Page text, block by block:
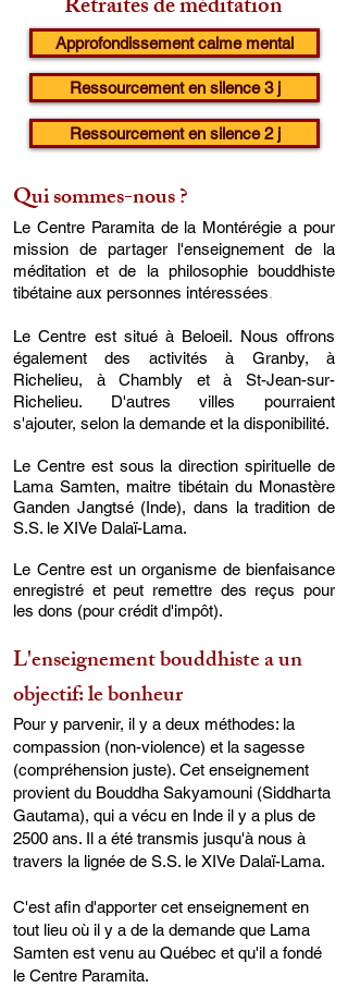
Retraites de méditation
Approfondissement calme mental
Ressourcement en silence 3 j
Ressourcement en silence 2 j
Qui sommes-nous ?
Le Centre Paramita de la Montérégie a pour
mission de partager l'enseignement de la
méditation et de la philosophie bouddhiste
tibétaine aux personnes intéressées.
Le Centre est situé à Beloeil. Nous offrons
également des activités à Granby, à
Richelieu, à Chambly et à St-Jean-sur-
Richelieu. D'autres villes pourraient
s'ajouter, selon la demande et la disponibilité.
Le Centre est sous la direction spirituelle de
Lama Samten, maitre tibétain du Monastère
Ganden Jangtsé (Inde), dans la tradition de
S.S. le XIVe Dalaï-Lama.
Le Centre est unorganisme de bienfaisance
enregistré et peut remettre des reçus pour
les dons (pour crédit d'impôt).
L'enseignement bouddhiste a un
objectif: le bonheur
Pour y parvenir, il y a deux méthodes: la
compassion (non-violence) et la sagesse
(compréhension juste). Cet enseignement
provient du Bouddha Sakyamouni (Siddharta
Gautama), qui a vécu en Inde il y a plus de
2500 ans. Il a été transmis jusqu'à nous à
travers la lignée de S.S. le XIVe Dalaï-Lama.
C'est afin d'apporter cet enseignement en
tout lieu où il y a de la demande que Lama
Samten est venu au Québec et qu'il a fondé
le Centre Paramita.